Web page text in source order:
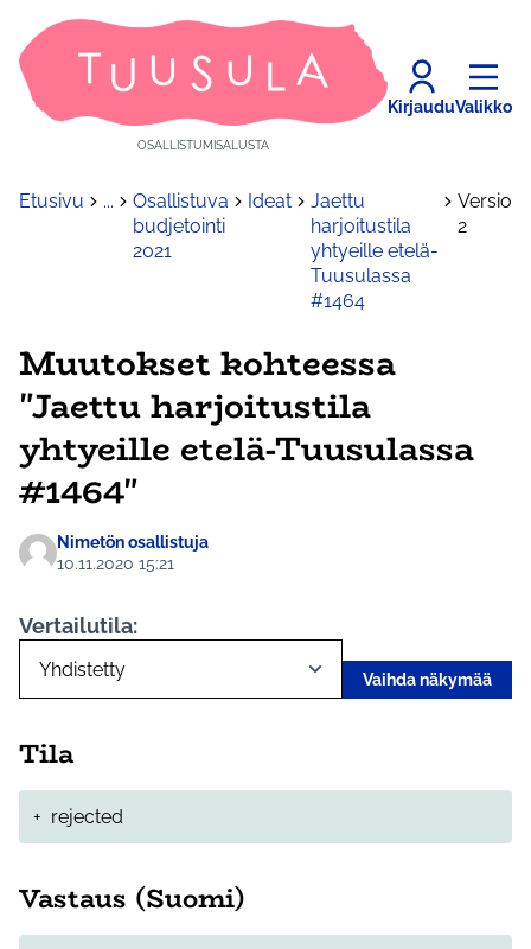
OSALLISTUMISALUSTA
KirjauduValikko
Etusivu ...
Osallistuva
budjetointi
2021
Ideat
Jaettu
harjoitustila
yhtyeille etelä-
Tuusulassa
#1464
Versio
2
Muutokset kohteessa
"Jaettu harjoitustila
yhtyeille etelä-Tuusulassa
#1464"
Nimetön osallistuja
10.11.2020 15:21
Vertailutila:
Vaihda näkymää
Tila
+ rejected
Vastaus (Suomi)